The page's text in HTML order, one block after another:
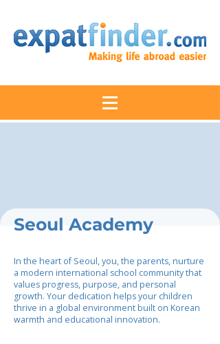
Seoul Academy
In the heart of Seoul, you, the parents, nurture
a modern international school community that
values progress, purpose, and personal
growth. Your dedication helps your children
thrive in a global environment built on Korean
warmth and educational innovation.